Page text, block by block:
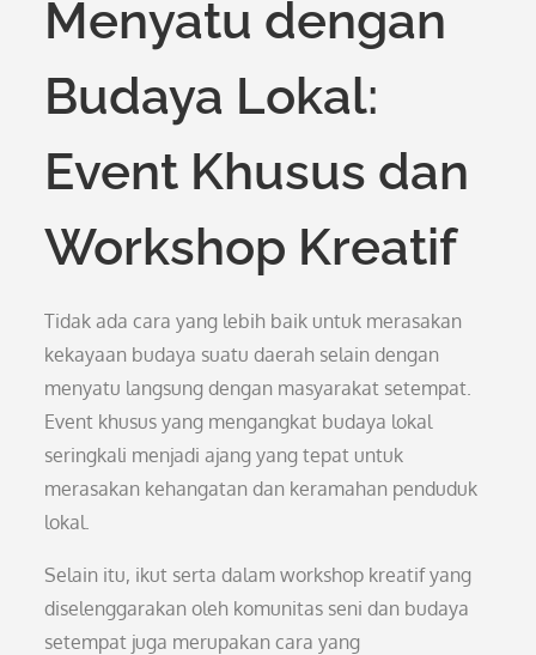
Menyatu dengan
Budaya Lokal:
Event Khusus dan
Workshop Kreatif
Tidak ada cara yang lebih baik untuk merasakan
kekayaan budaya suatu daerah selain dengan
menyatu langsung dengan masyarakat setempat.
Event khusus yang mengangkat budaya lokal
seringkali menjadi ajang yang tepat untuk
merasakan kehangatan dan keramahan penduduk
lokal.
Selain itu, ikut serta dalam workshop kreatif yang
diselenggarakan oleh komunitas seni dan budaya
setempat juga merupakan cara yang